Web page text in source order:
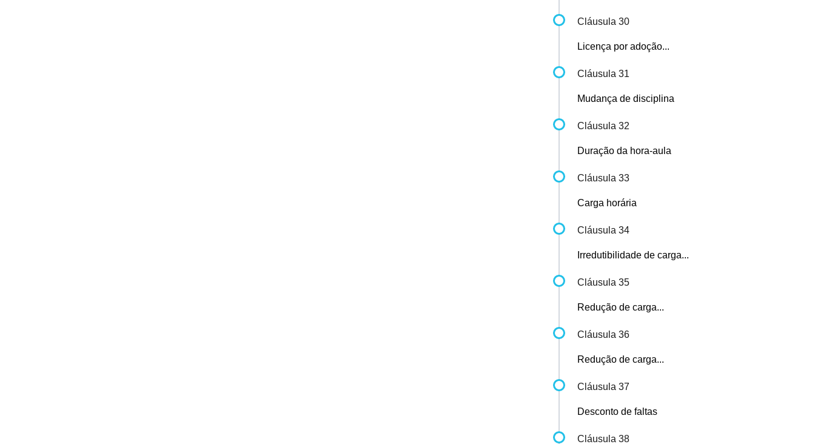
Cláusula 30
Licença por adoção...
Cláusula 31
Mudança de disciplina
Cláusula 32
Duração da hora-aula
Cláusula 33
Carga horária
Cláusula 34
Irredutibilidade de carga...
Cláusula 35
Redução de carga...
Cláusula 36
Redução de carga...
Cláusula 37
Desconto de faltas
Cláusula 38